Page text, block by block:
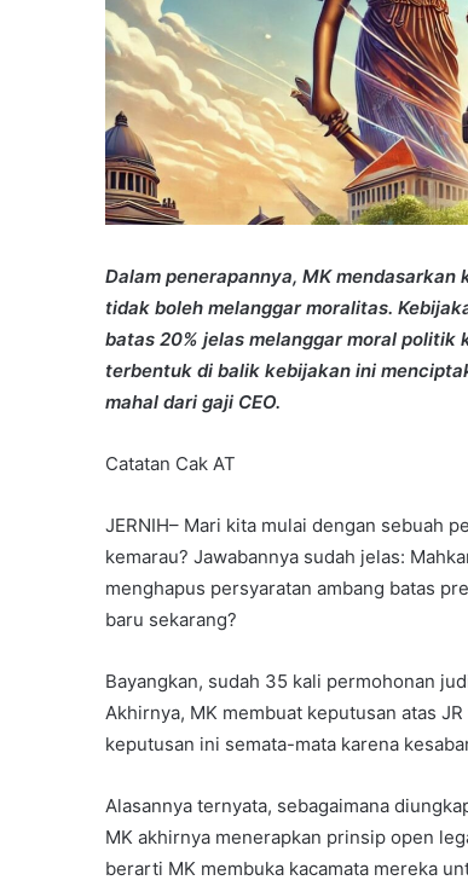
Dalam penerapannya, MK
tidak boleh melanggar moralitas.
batas 20% jelas melanggar moral politik
terbentuk di balik kebijakan ini
mahal dari gaji CEO.
Catatan Cak AT
JERNIH– Mari kita mulai dengan sebuah
kemarau? Jawabannya sudah jelas:
menghapus persyaratan ambang batas
baru sekarang?
Bayangkan, sudah 35 kali permohonan
Akhirnya, MK membuat keputusan atas
keputusan ini semata-mata karena
Alasannya ternyata, sebagaimana
MK akhirnya menerapkan prinsip open
berarti MK membuka kacamata mereka